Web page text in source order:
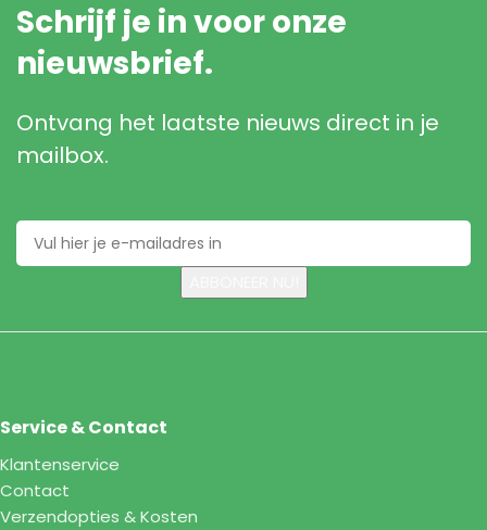
Schrijf je in voor onze
nieuwsbrief.
Ontvang het laatste nieuws direct in je
mailbox.
Service & Contact
Klantenservice
Contact
Verzendopties & Kosten